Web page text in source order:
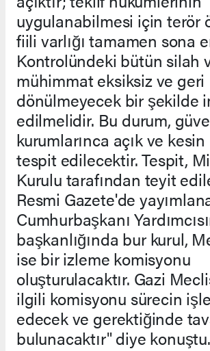
uygulanabilmesi için terör
fiili varlığı tamamen sona
Kontrolündeki bütün silah
mühimmat eksiksiz ve geri
dönülmeyecek bir şekilde
edilmelidir. Bu durum,
kurumlarınca açık ve
tespit edilecektir. Tespit,
Kurulu tarafından teyit
Resmi Gazete'de
Cumhurbaşkanı
başkanlığında bur kurul,
ise bir izleme komisyonu
oluşturulacaktır. Gazi
ilgili komisyonu sürecin
edecek ve gerektiğinde
bulunacaktır" diye konuştu.